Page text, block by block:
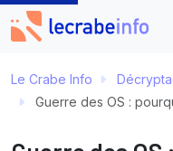
Le Crabe Info
Guerre des OS :